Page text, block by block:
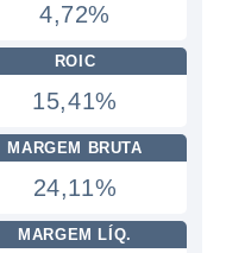
4,72%
ROIC
15,41%
MARGEM BRUTA
24,11%
MARGEM LÍQ.